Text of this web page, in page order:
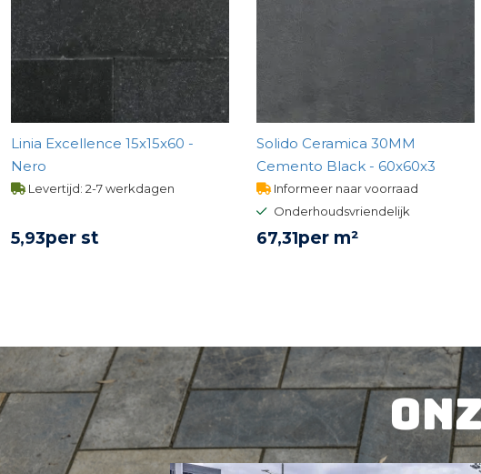
Linia Excellence 15x15x60 -
Nero
Levertijd: 2-7 werkdagen
5,93per st
Solido Ceramica 30MM
Cemento Black - 60x60x3
Informeer naar voorraad
Onderhoudsvriendelijk
67,31per m²